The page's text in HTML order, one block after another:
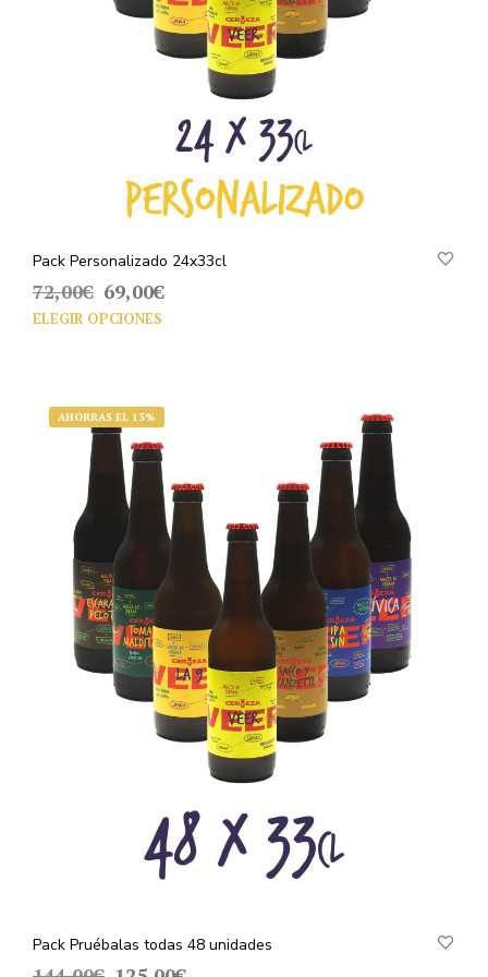
Pack Personalizado 24x33cl
72,00€ El
precio
72,00€.
69,00€El
69,00€.
ELEGIR OPCIONES
AHORRAS EL 13%
Pack Pruébalas todas 48 unidades